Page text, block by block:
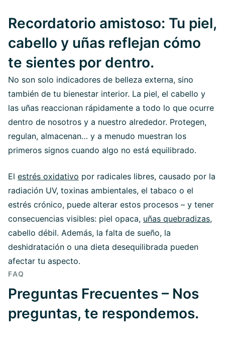
Recordatorio amistoso: Tu piel,
cabello y uñas reflejan cómo
te sientes por dentro.
No son solo indicadores de belleza externa, sino
también de tu bienestar interior. La piel, el cabello y
las uñas reaccionan rápidamente a todo lo que ocurre
dentro de nosotros y a nuestro alrededor. Protegen,
regulan, almacenan… y a menudo muestran los
primeros signos cuando algo no está equilibrado.
El estrés oxidativo por radicales libres, causado por la
radiación UV, toxinas ambientales, el tabaco o el
estrés crónico, puede alterar estos procesos – y tener
consecuencias visibles: piel opaca, uñas quebradizas,
cabello débil. Además, la falta de sueño, la
deshidratación o una dieta desequilibrada pueden
afectar tu aspecto.
FAQ
Preguntas Frecuentes – Nos
preguntas, te respondemos.